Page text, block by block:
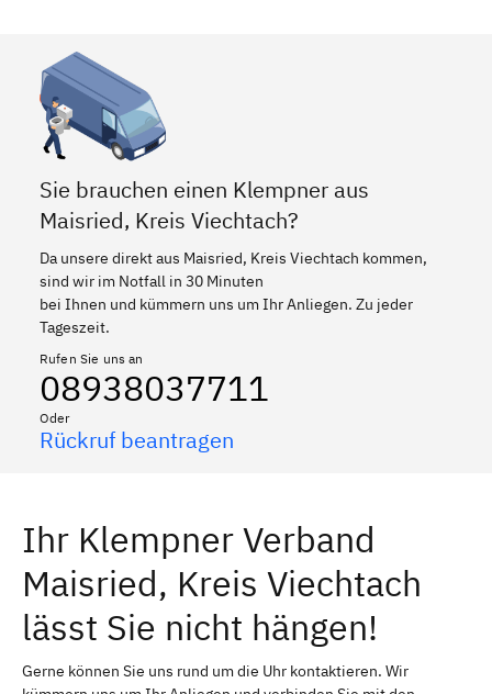
Sie brauchen einen Klempner aus
Maisried, Kreis Viechtach?
Da unsere direkt aus Maisried, Kreis Viechtach kommen,
sind wir im Notfall in 30 Minuten
bei Ihnen und kümmern uns um Ihr Anliegen. Zu jeder
Tageszeit.
Rufen Sie uns an
08938037711
Oder
Rückruf beantragen
Ihr Klempner Verband
Maisried, Kreis Viechtach
lässt Sie nicht hängen!
Gerne können Sie uns rund um die Uhr kontaktieren. Wir